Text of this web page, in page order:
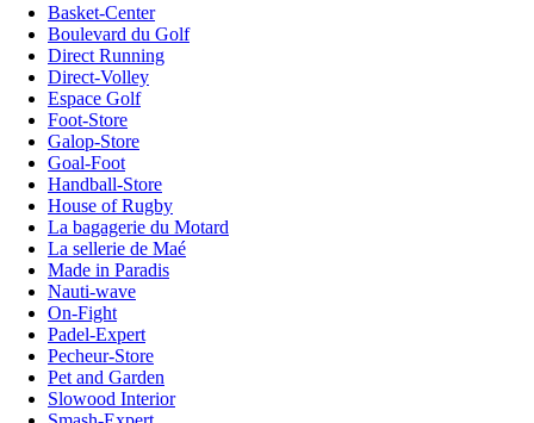
Basket-Center
Boulevard du Golf
Direct Running
Direct-Volley
Espace Golf
Foot-Store
Galop-Store
Goal-Foot
Handball-Store
House of Rugby
La bagagerie du Motard
La sellerie de Maé
Made in Paradis
Nauti-wave
On-Fight
Padel-Expert
Pecheur-Store
Pet and Garden
Slowood Interior